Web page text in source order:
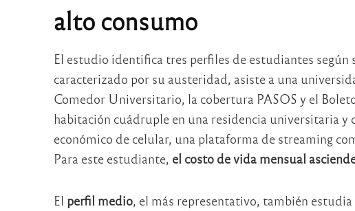
alto consumo
El estudio identifica tres perfiles de estudiantes según
caracterizado por su austeridad, asiste a una
Comedor Universitario, la cobertura PASOS y el
habitación cuádruple en una residencia universitaria y
económico de celular, una plataforma de streaming
Para este estudiante, el costo de vida mensual
El perfil medio, el más representativo, también